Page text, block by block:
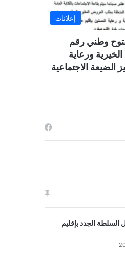
إعلانات
وطني رقم
الخيرية ورعاية
الضيعة الاجتماعية
الجدد بإقليم